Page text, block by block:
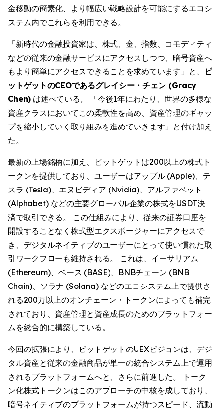
金移動の簡素化、より幅広い戦略設計を可能にするエコシ
ステム内でこれらを利用できる。
「新時代の金融投資家は、株式、金、指数、コモディティ
などの従来の金融サービスにアクセスしつつ、暗号資産へ
もより簡単にアクセスできることを求めています」と、
ビ
ットゲットのCEOであるグレイシー・チェン (Gracy
Chen) は述べている。 「今後1年にわたり、世界の多様な
資産クラスにおいてこの柔軟性を高め、資産管理のギャッ
プを縮小していく取り組みを進めていきます」と付け加え
た。
最新の上場銘柄に加え、ビットゲットは200以上の株式ト
ークンを提供しており、ユーザーはアップル (Apple)、テ
スラ (Tesla)、エヌビディア (Nvidia)、アルファベット
(Alphabet) などの主要グローバル企業の株式をUSDT決
済で取引できる。 この仕組みにより、従来の証券口座を
開設することなく株式型エクスポージャーにアクセスで
き、デジタルネイティブのユーザーにとって使い慣れた取
引ワークフローも維持される。 これは、イーサリアム
(Ethereum)、ベース (BASE)、BNBチェーン (BNB
Chain)、ソラナ (Solana) などのエコシステム上で提供さ
れる200万以上のオンチェーン・トークンによっても補完
されており、資産管理と資産成長のためのプラットフォー
ムを総合的に構築している。
今回の拡張により、ビットゲットのUEXビジョンは、デジ
タル資産と従来の金融商品が単一の統合システム上で運用
されるプラットフォームへと、さらに前進した。 トーク
ン化株式トークンはこのアプローチの中核を成しており、
暗号ネイティブのプラットフォームが持つスピード、流動